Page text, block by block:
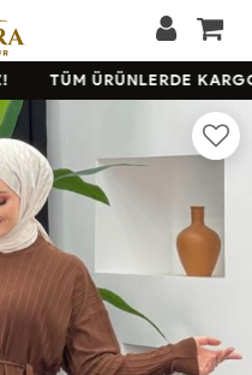
TÜM ÜRÜNLERDE